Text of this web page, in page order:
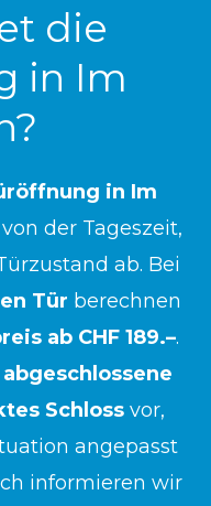
die
in Im
in Im
der Tageszeit,
ab. Bei
Tür berechnen
ab CHF 189.–.
abgeschlossene
Schlossvor,
angepasst
informieren wir